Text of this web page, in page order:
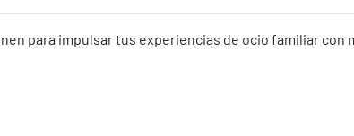
para impulsar tus experiencias de ocio familiar